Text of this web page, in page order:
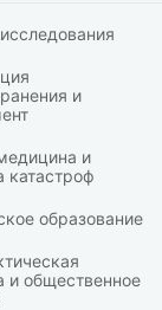
и
и
катастроф
образование
и общественное